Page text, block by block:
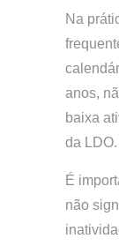
Na
anos,
baixa
da LDO.
É
não